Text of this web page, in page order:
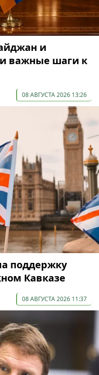
и
важные шаги к
08 АВГУСТА 2026 13:26
поддержку
Кавказе
08 АВГУСТА 2026 11:37